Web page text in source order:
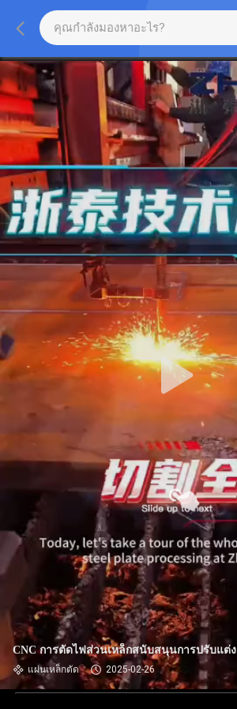
CNC การตัดไฟส่วนเหล็กสนับสนุนการปรับแต่ง
แผ่นเหล็กตัด 2025-02-26